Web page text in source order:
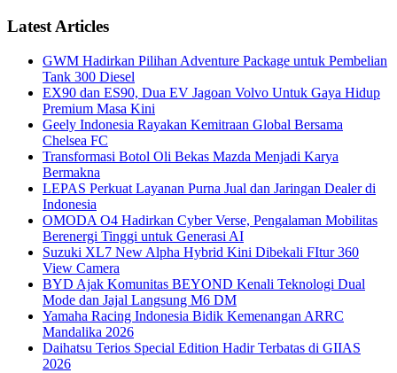
Latest Articles
GWM Hadirkan Pilihan Adventure Package untuk Pembelian
Tank 300 Diesel
EX90 dan ES90, Dua EV Jagoan Volvo Untuk Gaya Hidup
Premium Masa Kini
Geely Indonesia Rayakan Kemitraan Global Bersama
Chelsea FC
Transformasi Botol Oli Bekas Mazda Menjadi Karya
Bermakna
LEPAS Perkuat Layanan Purna Jual dan Jaringan Dealer di
Indonesia
OMODA O4 Hadirkan Cyber Verse, Pengalaman Mobilitas
Berenergi Tinggi untuk Generasi AI
Suzuki XL7 New Alpha Hybrid Kini Dibekali FItur 360
View Camera
BYD Ajak Komunitas BEYOND Kenali Teknologi Dual
Mode dan Jajal Langsung M6 DM
Yamaha Racing Indonesia Bidik Kemenangan ARRC
Mandalika 2026
Daihatsu Terios Special Edition Hadir Terbatas di GIIAS
2026